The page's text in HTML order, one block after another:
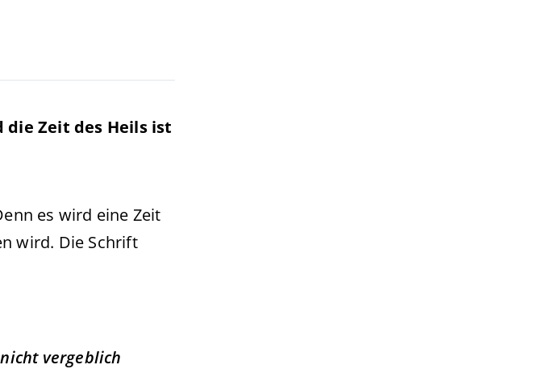
die Zeit des Heils ist
es wird eine Zeit
wird. Die Schrift
vergeblich